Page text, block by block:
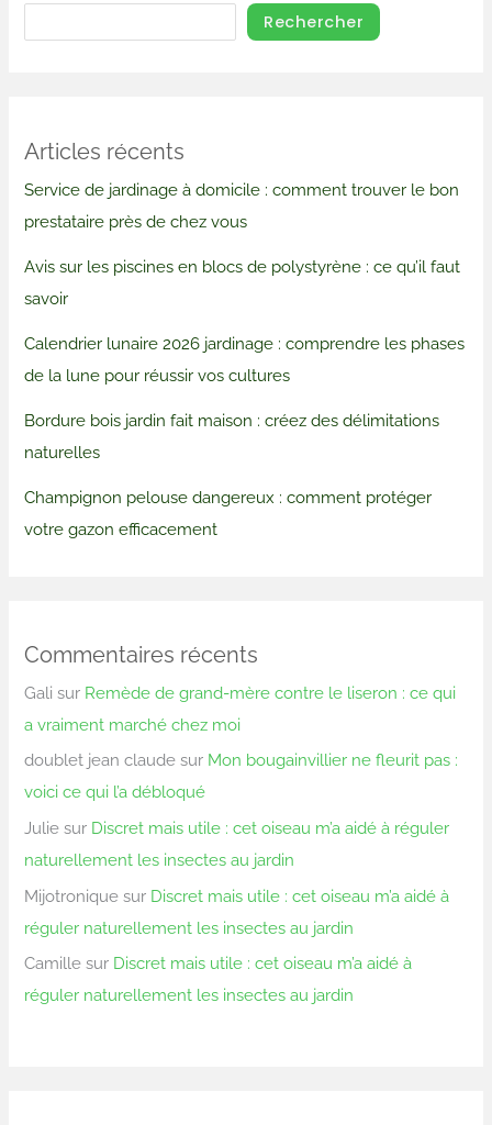
Rechercher
Articles récents
Service de jardinage à domicile : comment trouver le bon
prestataire près de chez vous
Avis sur les piscines en blocs de polystyrène : ce qu’il faut
savoir
Calendrier lunaire 2026 jardinage : comprendre les phases
de la lune pour réussir vos cultures
Bordure bois jardin fait maison : créez des délimitations
naturelles
Champignon pelouse dangereux : comment protéger
votre gazon efficacement
Commentaires récents
Gali sur Remède de grand-mère contre le liseron : ce qui
a vraiment marché chez moi
doublet jean claude sur Mon bougainvillier ne fleurit pas :
voici ce qui l’a débloqué
Julie sur Discret mais utile : cet oiseau m’a aidé à réguler
naturellement les insectes au jardin
Mijotronique sur Discret mais utile : cet oiseau m’a aidé à
réguler naturellement les insectes au jardin
Camille sur Discret mais utile : cet oiseau m’a aidé à
réguler naturellement les insectes au jardin